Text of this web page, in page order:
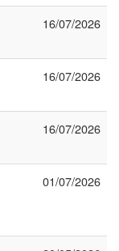
16/07/2026
16/07/2026
16/07/2026
01/07/2026